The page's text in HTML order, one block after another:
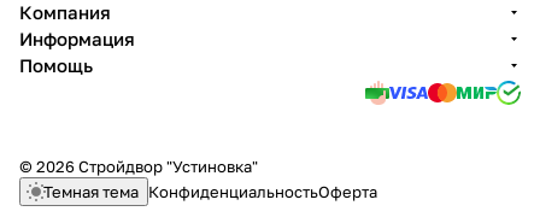
Компания
Информация
Помощь
© 2026 Стройдвор "Устиновка"
Темная тема КонфиденциальностьОферта